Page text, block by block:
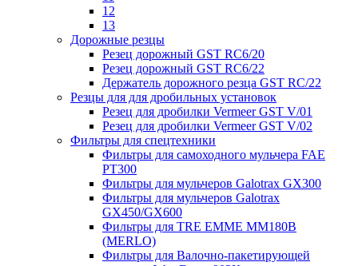
12
13
Дорожные резцы
Резец дорожный GST RC6/20
Резец дорожный GST RC6/22
Держатель дорожного резца GST RC/22
Резцы для для дробильных установок
Резец для дробилки Vermeer GST V/01
Резец для дробилки Vermeer GST V/02
Фильтры для спецтехники
Фильтры для самоходного мульчера FAE
PT300
Фильтры для мульчеров Galotrax GX300
Фильтры для мульчеров Galotrax
GX450/GX600
Фильтры для TRE EMME MM180B
(MERLO)
Фильтры для Валочно-пакетирующей